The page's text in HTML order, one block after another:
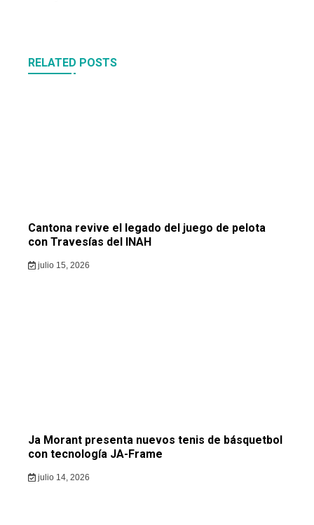
RELATED POSTS
Cantona revive el legado del juego de pelota
con Travesías del INAH
julio 15, 2026
Ja Morant presenta nuevos tenis de básquetbol
con tecnología JA-Frame
julio 14, 2026